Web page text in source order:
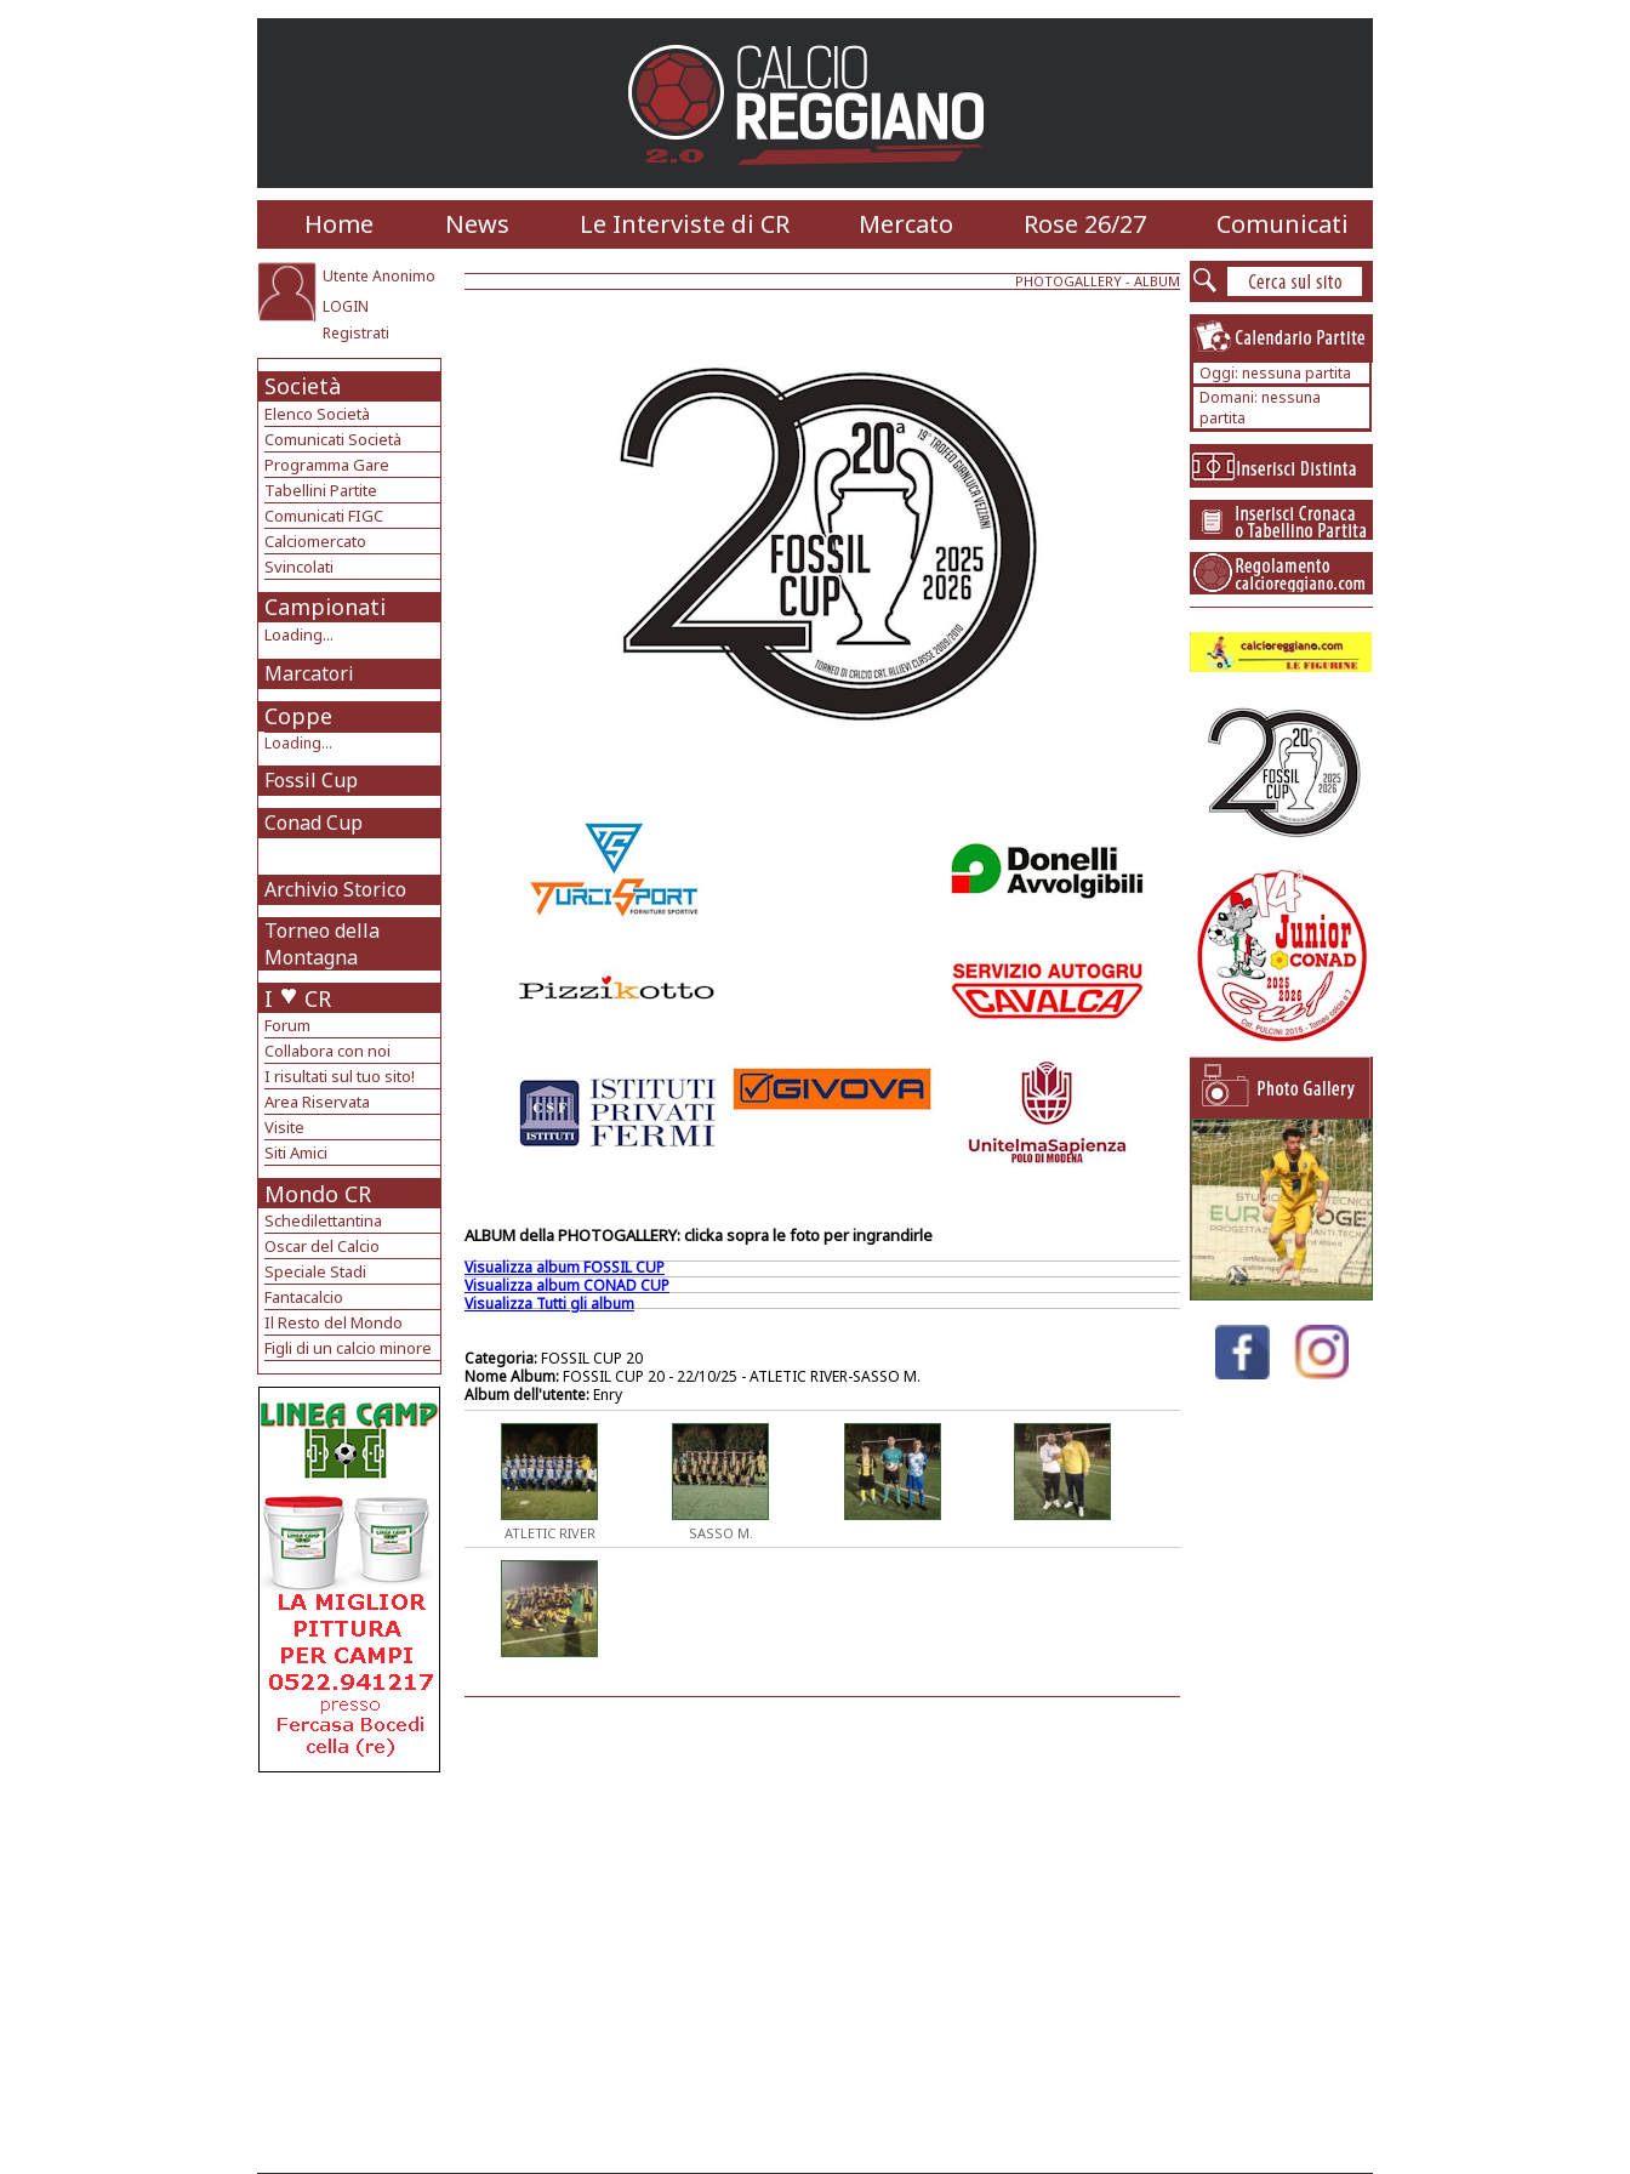
Home News Le Interviste di CR Mercato Rose 26/27 Comunicati
Utente Anonimo
LOGIN
Registrati
Società
Elenco Società
Comunicati Società
Programma Gare
Tabellini Partite
Comunicati FIGC
Calciomercato
Svincolati
Campionati
Loading...
Marcatori
Coppe
Loading...
Fossil Cup
Conad Cup
Archivio Storico
Torneo della
Montagna
I CR
Forum
Collabora con noi
I risultati sul tuo sito!
Area Riservata
Visite
Siti Amici
Mondo CR
Schedilettantina
Oscar del Calcio
Speciale Stadi
Fantacalcio
Il Resto del Mondo
Figli di un calcio minore
PHOTOGALLERY - ALBUM
ALBUM della PHOTOGALLERY: clicka sopra le foto per ingrandirle
Visualizza album FOSSIL CUP
Visualizza album CONAD CUP
Visualizza Tutti gli album
Categoria:FOSSIL CUP 20
Nome Album:FOSSIL CUP 20 - 22/10/25 - ATLETIC RIVER-SASSO M.
Album dell'utente:Enry
ATLETIC RIVER SASSO M.
Oggi: nessuna partita
Domani: nessuna
partita